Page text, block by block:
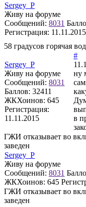
Sergey_P
Живу на форуме
Сообщений: 8031
Регистрация: 11.11.2015
58 градусов горячая
Sergey_P
Живу на форуме
Сообщений: 8031
Баллов: 32411
ЖКХоинов: 645
Регистрация:
11.11.2015
#
ну
в
ГЖИ отказывает во
заведен
Sergey_P
Живу на форуме
Сообщений: 8031
ЖКХоинов: 645
ГЖИ отказывает во
заведен